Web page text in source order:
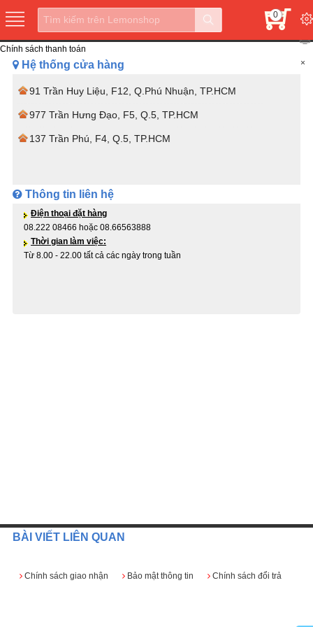
0
Chính sách thanh toán
Hệ thống cửa hàng
91 Trần Huy Liệu, F12, Q.Phú Nhuận, TP.HCM
977 Trần Hưng Đạo, F5, Q.5, TP.HCM
137 Trần Phú, F4, Q.5, TP.HCM
Thông tin liên hệ
Điện thoại đặt hàng
08.222 08466 hoặc 08.66563888
Thời gian làm việc:
Từ 8.00 - 22.00 tất cả các ngày trong tuần
×
BÀI VIẾT LIÊN QUAN
Chính sách giao nhận Bảo mật thông tin Chính sách đổi trả